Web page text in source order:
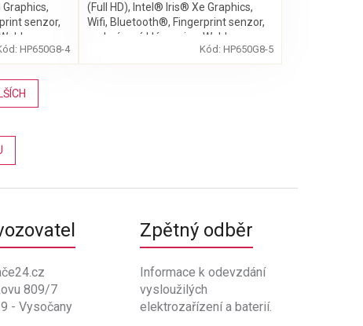
senzor,
HP650G8-4
(Full HD), Intel® Iris® Xe Graphics,
Wifi, Bluetooth®, Fingerprint senzor,
podsvícená klávesnice, Webkamera,
Kód: HP650G8-5
809/7
9 - Vysočany
Zpětný odběr
Informace k odevzdání
vysloužilých
elektrozařízení a baterií.